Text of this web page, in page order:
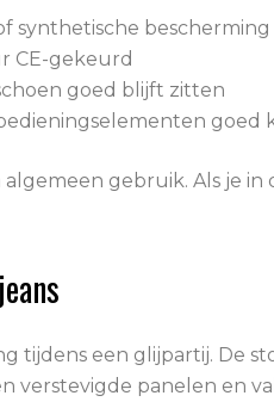
synthetische bescherming
CE-gekeurd
goed blijft zitten
goed
gebruik. Als je
tijdens een glijpartij. De
verstevigde panelen en